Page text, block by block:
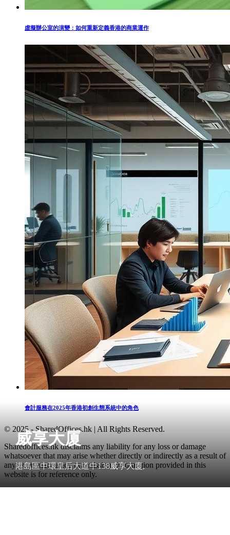
威享大厦
港島區中環皇后大道中138威享大廈,
虛擬辦公室的演變：如何重新定義香港的商業運作
會計服務在2025年香港初創生態系統中的角色
© 2025 - SharedOffices.hk | All Rights Reserved.
Sharedoffices.hk disclaims any liability for any loss or damage
whatsoever that may arise whether directly or indirectly as a result of
any error, inaccuracy or omission. Information provided in this
website is for reference only.